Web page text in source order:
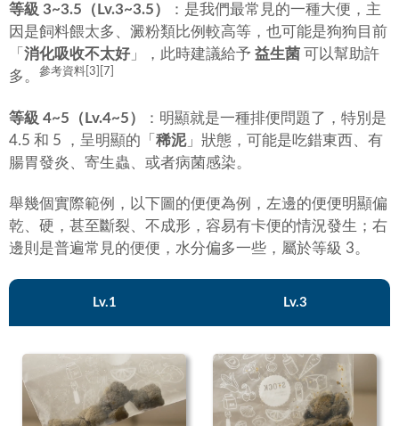
等級 3~3.5（Lv.3~3.5）
：是我們最常見的一種大便，主
因是飼料餵太多、澱粉類比例較高等，也可能是狗狗目前
「 消化吸收不太好」，此時建議給予 益生菌 可以幫助許
多。
參考資料[3][7]
等級 4~5（Lv.4~5）
：明顯就是一種排便問題了，特別是
4.5 和 5 ，呈明顯的「 稀泥」狀態，可能是吃錯東西、有
腸胃發炎、寄生蟲、或者病菌感染。
舉幾個實際範例，以下圖的便便為例，左邊的便便明顯偏
乾、硬，甚至斷裂、不成形，容易有卡便的情況發生；右
邊則是普遍常見的便便，水分偏多一些，屬於等級 3。
Lv.1 Lv.3